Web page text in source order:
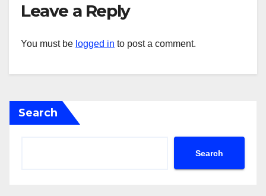
Leave a Reply
You must be logged in to post a comment.
Search
Search